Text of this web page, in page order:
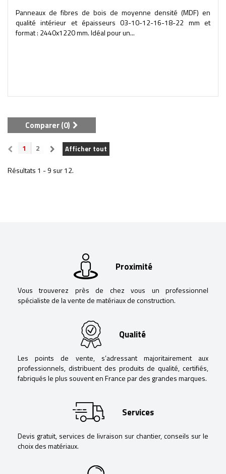
Panneaux de fibres de bois de moyenne densité (MDF) en
qualité intérieur et épaisseurs 03-10-12-16-18-22 mm et
format : 2440x1220 mm. Idéal pour un...
Comparer (0)
Afficher tout
1 2
Résultats 1 - 9 sur 12.
Proximité
Vous trouverez près de chez vous un professionnel
spécialiste de la vente de matériaux de construction.
Qualité
Les points de vente, s’adressant majoritairement aux
professionnels, distribuent des produits de qualité, certifiés,
fabriqués le plus souvent en France par des grandes marques.
Services
Devis gratuit, services de livraison sur chantier, conseils sur le
choix des matériaux.